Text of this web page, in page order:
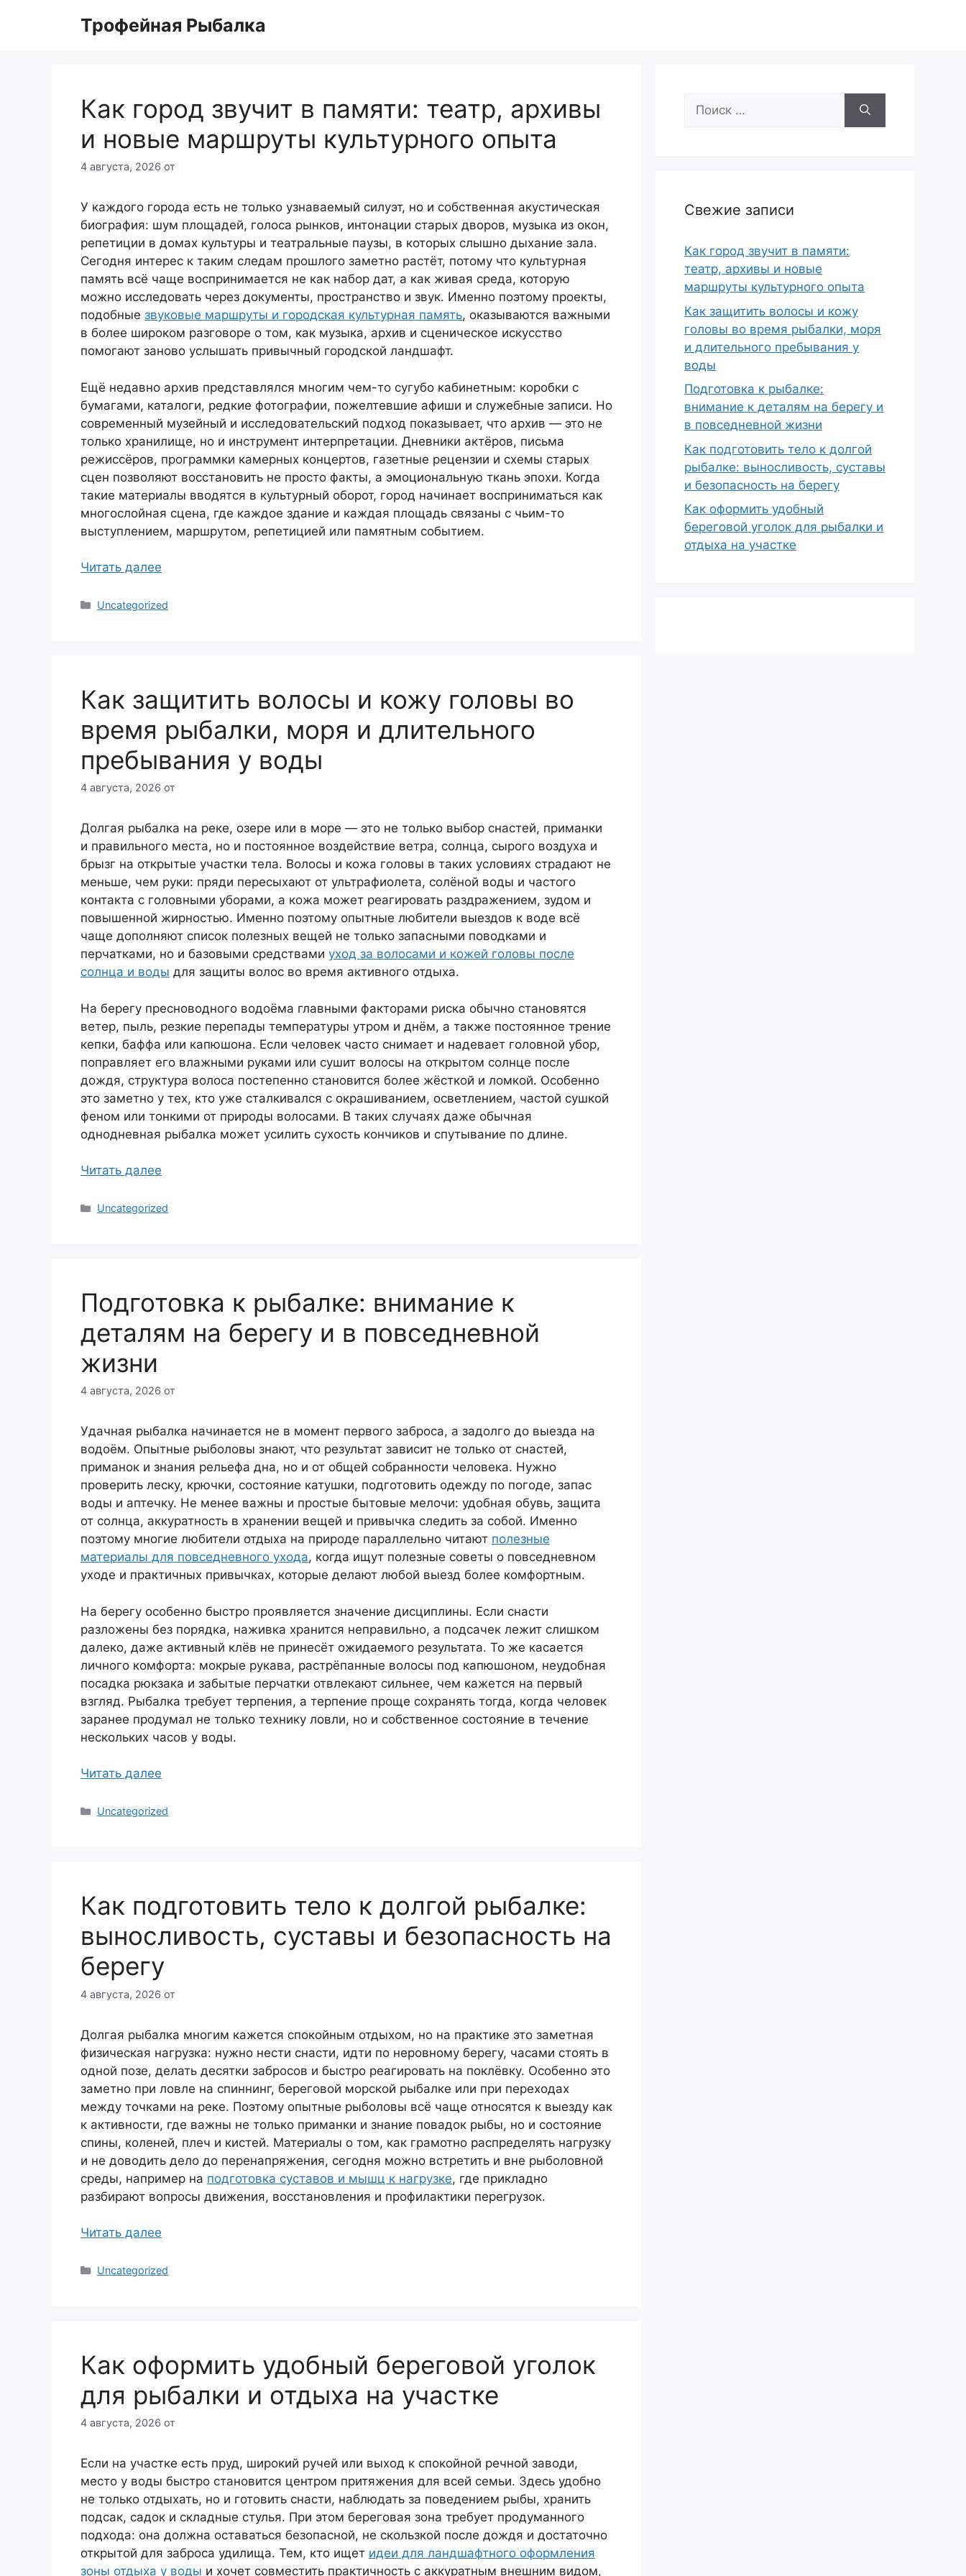
Трофейная Рыбалка
Как город звучит в памяти: театр, архивы
и новые маршруты культурного опыта
4 августа, 2026 от
У каждого города есть не только узнаваемый силуэт, но и собственная акустическая
биография: шум площадей, голоса рынков, интонации старых дворов, музыка из окон,
репетиции в домах культуры и театральные паузы, в которых слышно дыхание зала.
Сегодня интерес к таким следам прошлого заметно растёт, потому что культурная
память всё чаще воспринимается не как набор дат, а как живая среда, которую
можно исследовать через документы, пространство и звук. Именно поэтому проекты,
подобные звуковые маршруты и городская культурная память, оказываются важными
в более широком разговоре о том, как музыка, архив и сценическое искусство
помогают заново услышать привычный городской ландшафт.
Ещё недавно архив представлялся многим чем-то сугубо кабинетным: коробки с
бумагами, каталоги, редкие фотографии, пожелтевшие афиши и служебные записи. Но
современный музейный и исследовательский подход показывает, что архив — это не
только хранилище, но и инструмент интерпретации. Дневники актёров, письма
режиссёров, программки камерных концертов, газетные рецензии и схемы старых
сцен позволяют восстановить не просто факты, а эмоциональную ткань эпохи. Когда
такие материалы вводятся в культурный оборот, город начинает восприниматься как
многослойная сцена, где каждое здание и каждая площадь связаны с чьим-то
выступлением, маршрутом, репетицией или памятным событием.
Читать далее
Рубрики
Uncategorized
Как защитить волосы и кожу головы во
время рыбалки, моря и длительного
пребывания у воды
4 августа, 2026 от
Долгая рыбалка на реке, озере или в море — это не только выбор снастей, приманки
и правильного места, но и постоянное воздействие ветра, солнца, сырого воздуха и
брызг на открытые участки тела. Волосы и кожа головы в таких условиях страдают не
меньше, чем руки: пряди пересыхают от ультрафиолета, солёной воды и частого
контакта с головными уборами, а кожа может реагировать раздражением, зудом и
повышенной жирностью. Именно поэтому опытные любители выездов к воде всё
чаще дополняют список полезных вещей не только запасными поводками и
перчатками, но и базовыми средствами уход за волосами и кожей головы после
солнца и воды для защиты волос во время активного отдыха.
На берегу пресноводного водоёма главными факторами риска обычно становятся
ветер, пыль, резкие перепады температуры утром и днём, а также постоянное трение
кепки, баффа или капюшона. Если человек часто снимает и надевает головной убор,
поправляет его влажными руками или сушит волосы на открытом солнце после
дождя, структура волоса постепенно становится более жёсткой и ломкой. Особенно
это заметно у тех, кто уже сталкивался с окрашиванием, осветлением, частой сушкой
феном или тонкими от природы волосами. В таких случаях даже обычная
однодневная рыбалка может усилить сухость кончиков и спутывание по длине.
Читать далее
Рубрики
Uncategorized
Подготовка к рыбалке: внимание к
деталям на берегу и в повседневной
жизни
4 августа, 2026 от
Удачная рыбалка начинается не в момент первого заброса, а задолго до выезда на
водоём. Опытные рыболовы знают, что результат зависит не только от снастей,
приманок и знания рельефа дна, но и от общей собранности человека. Нужно
проверить леску, крючки, состояние катушки, подготовить одежду по погоде, запас
воды и аптечку. Не менее важны и простые бытовые мелочи: удобная обувь, защита
от солнца, аккуратность в хранении вещей и привычка следить за собой. Именно
поэтому многие любители отдыха на природе параллельно читают полезные
материалы для повседневного ухода, когда ищут полезные советы о повседневном
уходе и практичных привычках, которые делают любой выезд более комфортным.
На берегу особенно быстро проявляется значение дисциплины. Если снасти
разложены без порядка, наживка хранится неправильно, а подсачек лежит слишком
далеко, даже активный клёв не принесёт ожидаемого результата. То же касается
личного комфорта: мокрые рукава, растрёпанные волосы под капюшоном, неудобная
посадка рюкзака и забытые перчатки отвлекают сильнее, чем кажется на первый
взгляд. Рыбалка требует терпения, а терпение проще сохранять тогда, когда человек
заранее продумал не только технику ловли, но и собственное состояние в течение
нескольких часов у воды.
Читать далее
Рубрики
Uncategorized
Как подготовить тело к долгой рыбалке:
выносливость, суставы и безопасность на
берегу
4 августа, 2026 от
Долгая рыбалка многим кажется спокойным отдыхом, но на практике это заметная
физическая нагрузка: нужно нести снасти, идти по неровному берегу, часами стоять в
одной позе, делать десятки забросов и быстро реагировать на поклёвку. Особенно это
заметно при ловле на спиннинг, береговой морской рыбалке или при переходах
между точками на реке. Поэтому опытные рыболовы всё чаще относятся к выезду как
к активности, где важны не только приманки и знание повадок рыбы, но и состояние
спины, коленей, плеч и кистей. Материалы о том, как грамотно распределять нагрузку
и не доводить дело до перенапряжения, сегодня можно встретить и вне рыболовной
среды, например на подготовка суставов и мышц к нагрузке, где прикладно
разбирают вопросы движения, восстановления и профилактики перегрузок.
Читать далее
Рубрики
Uncategorized
Как оформить удобный береговой уголок
для рыбалки и отдыха на участке
4 августа, 2026 от
Если на участке есть пруд, широкий ручей или выход к спокойной речной заводи,
место у воды быстро становится центром притяжения для всей семьи. Здесь удобно
не только отдыхать, но и готовить снасти, наблюдать за поведением рыбы, хранить
подсак, садок и складные стулья. При этом береговая зона требует продуманного
подхода: она должна оставаться безопасной, не скользкой после дождя и достаточно
открытой для заброса удилища. Тем, кто ищет идеи для ландшафтного оформления
зоны отдыха у воды и хочет совместить практичность с аккуратным внешним видом,
Поиск:
Свежие записи
Как город звучит в памяти:
театр, архивы и новые
маршруты культурного опыта
Как защитить волосы и кожу
головы во время рыбалки, моря
и длительного пребывания у
воды
Подготовка к рыбалке:
внимание к деталям на берегу и
в повседневной жизни
Как подготовить тело к долгой
рыбалке: выносливость, суставы
и безопасность на берегу
Как оформить удобный
береговой уголок для рыбалки и
отдыха на участке